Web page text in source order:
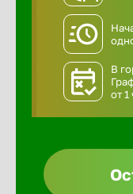
В
от 1